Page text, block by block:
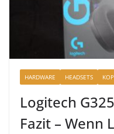
HARDWARE HEADSETS
Logitech
Fazit – Wenn